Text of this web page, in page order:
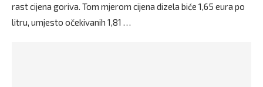
rast cijena goriva. Tom mjerom cijena dizela biće 1,65 eura po
litru, umjesto očekivanih 1,81 …